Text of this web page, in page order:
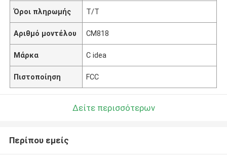
Όροι πληρωμής Τ/Τ
Αριθμό μοντέλου CM818
Μάρκα C idea
Πιστοποίηση FCC
Δείτε περισσότερων
Περίπου εμείς